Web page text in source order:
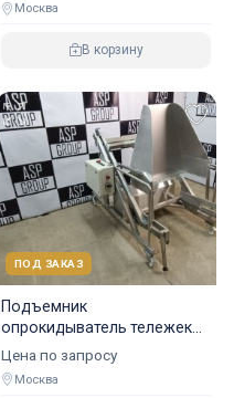
Москва
В корзину
ПОД ЗАКАЗ
Подъемник
опрокидыватель тележек
гидравлический
Цена по запросу
Москва